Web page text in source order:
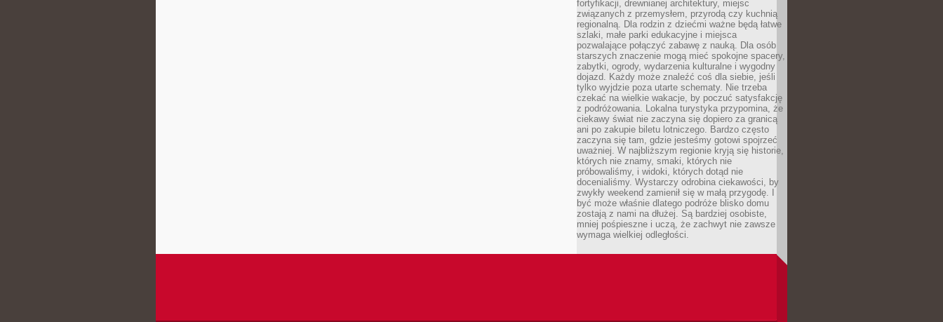
fortyfikacji, drewnianej architektury, miejsc
związanych z przemysłem, przyrodą czy kuchnią
regionalną. Dla rodzin z dziećmi ważne będą łatwe
szlaki, małe parki edukacyjne i miejsca
pozwalające połączyć zabawę z nauką. Dla osób
starszych znaczenie mogą mieć spokojne spacery,
zabytki, ogrody, wydarzenia kulturalne i wygodny
dojazd. Każdy może znaleźć coś dla siebie, jeśli
tylko wyjdzie poza utarte schematy. Nie trzeba
czekać na wielkie wakacje, by poczuć satysfakcję
z podróżowania. Lokalna turystyka przypomina, że
ciekawy świat nie zaczyna się dopiero za granicą
ani po zakupie biletu lotniczego. Bardzo często
zaczyna się tam, gdzie jesteśmy gotowi spojrzeć
uważniej. W najbliższym regionie kryją się historie,
których nie znamy, smaki, których nie
próbowaliśmy, i widoki, których dotąd nie
docenialiśmy. Wystarczy odrobina ciekawości, by
zwykły weekend zamienił się w małą przygodę. I
być może właśnie dlatego podróże blisko domu
zostają z nami na dłużej. Są bardziej osobiste,
mniej pośpieszne i uczą, że zachwyt nie zawsze
wymaga wielkiej odległości.